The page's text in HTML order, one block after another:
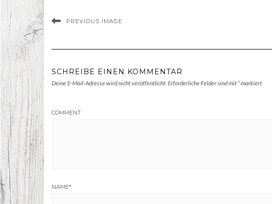
PREVIOUS IMAGE
SCHREIBE EINEN KOMMENTAR
Deine E-Mail-Adresse wird nicht veröffentlicht. Erforderliche Felder sind mit *markiert
COMMENT
NAME*